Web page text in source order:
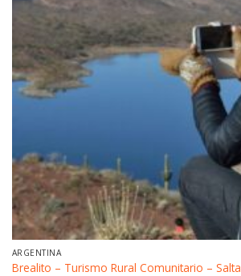
ARGENTINA
Brealito – Turismo Rural Comunitario – Salta